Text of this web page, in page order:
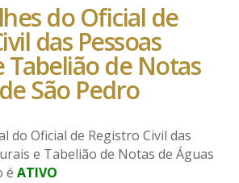
do Oficial de
das Pessoas
Tabelião de Notas
São Pedro
do Oficial de Registro Civil das
e Tabelião de Notas de Águas
éATIVO